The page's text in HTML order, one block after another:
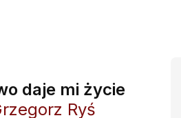
daje mi życie
Ryś